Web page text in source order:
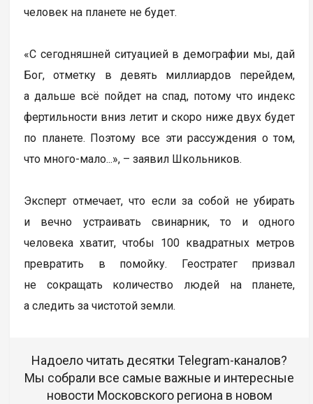
человек на планете не будет.
«С сегодняшней ситуацией в демографии мы, дай
Бог, отметку в девять миллиардов перейдем,
а дальше всё пойдет на спад, потому что индекс
фертильности вниз летит и скоро ниже двух будет
по планете. Поэтому все эти рассуждения о том,
что много-мало...», – заявил Школьников.
Эксперт отмечает, что если за собой не убирать
и вечно устраивать свинарник, то и одного
человека хватит, чтобы 100 квадратных метров
превратить в помойку. Геостратег призвал
не сокращать количество людей на планете,
а следить за чистотой земли.
Надоело читать десятки Telegram-каналов?
Мы собрали все самые важные и интересные
новости Московского региона в новом